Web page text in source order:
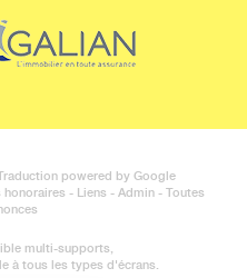
powered by Google
honoraires - Liens - Admin - Toutes
multi-supports,
à tous les types d'écrans.